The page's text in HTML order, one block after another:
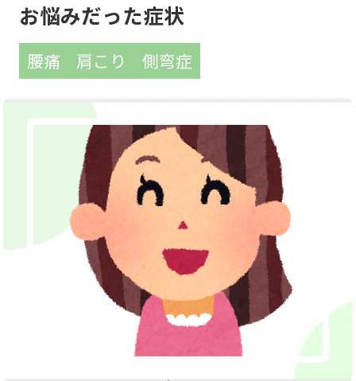
お悩みだった症状
腰痛 肩こり 側弯症